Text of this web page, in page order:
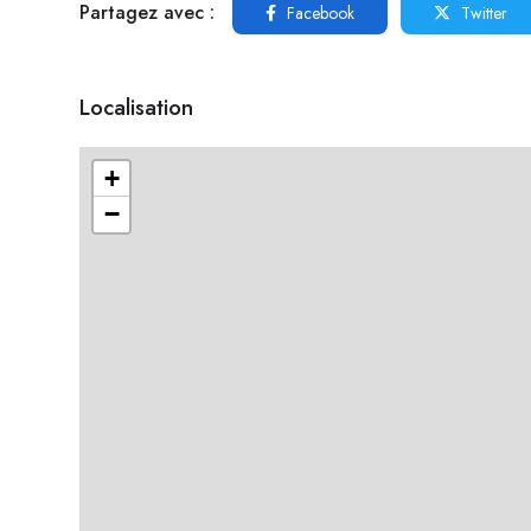
Partagez avec : Facebook Twitter
Localisation
+
−